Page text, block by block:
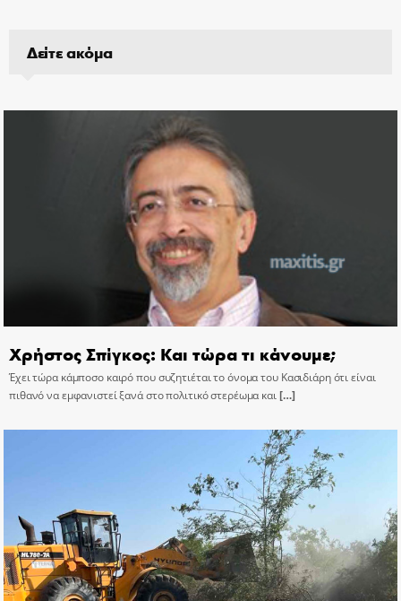
Δείτε ακόμα
Χρήστος Σπίγκος: Και τώρα τι κάνουμε;
Έχει τώρα κάμποσο καιρό που συζητιέται το όνομα του Κασιδιάρη ότι είναι
πιθανό να εμφανιστεί ξανά στο πολιτικό στερέωμα και[…]